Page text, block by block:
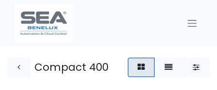
Compact 400